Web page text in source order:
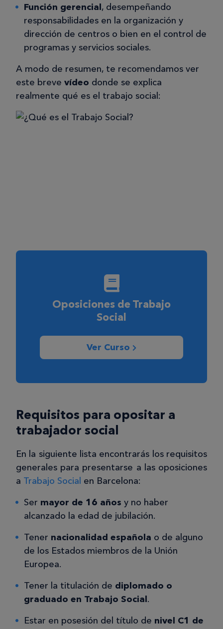
Función gerencial, desempeñando
responsabilidades en la organización y
dirección de centros o bien en el control de
programas y servicios sociales.
A modo de resumen, te recomendamos ver
este breve vídeo donde se explica
realmente qué es el trabajo social:
Oposiciones de Trabajo
Social
Ver Curso
Requisitos para opositar a
trabajador social
En la siguiente lista encontrarás los requisitos
generales para presentarse a las oposiciones
a Trabajo Social en Barcelona:
Ser mayor de 16 años y no haber
alcanzado la edad de jubilación.
Tener nacionalidad española o de alguno
de los Estados miembros de la Unión
Europea.
Tener la titulación de diplomado o
graduado en Trabajo Social.
Estar en posesión del título de nivel C1 de